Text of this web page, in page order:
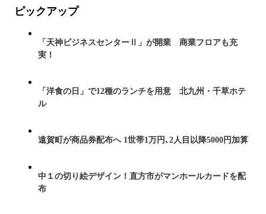
ピックアップ
「天神ビジネスセンターⅡ」が開業 商業フロアも充
実！
「洋食の日」で12種のランチを用意 北九州・千草ホテ
ル
遠賀町が商品券配布へ 1世帯1万円､2人目以降5000円加算
中１の切り絵デザイン！直方市がマンホールカードを配
布